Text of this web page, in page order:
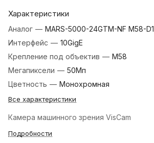
Характеристики
Аналог — MARS-5000-24GTM-NF M58-D1
Интерфейс — 10GigE
Крепление под объектив — M58
Мегапиксели — 50Мп
Цветность — Монохромная
Все характеристики
Камера машинного зрения VisCam
Подробности